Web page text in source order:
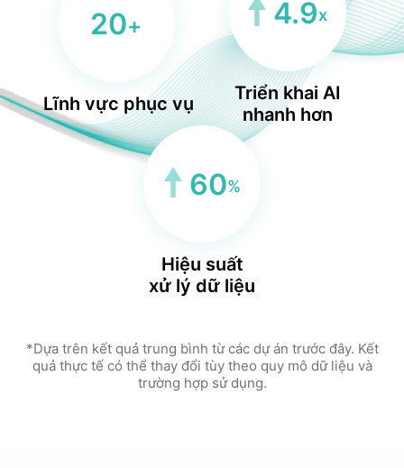
20+
Lĩnh vực phục vụ
4.9x
Triển khai AI
nhanh hơn
60%
Hiệu suất
xử lý dữ liệu
*Dựa trên kết quả trung bình từ các dự án trước đây. Kết
quả thực tế có thể thay đổi tùy theo quy mô dữ liệu và
trường hợp sử dụng.